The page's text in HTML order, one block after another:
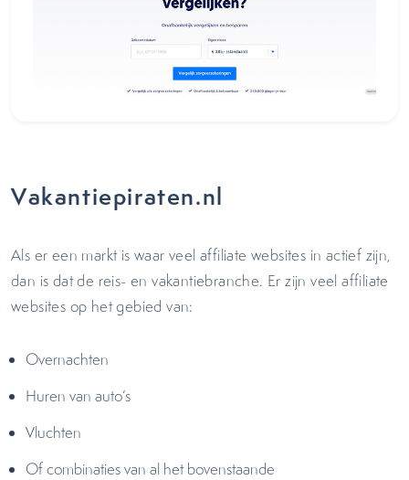
Vakantiepiraten.nl
Als er een markt is waar veel affiliate websites in actief zijn,
dan is dat de reis- en vakantiebranche. Er zijn veel affiliate
websites op het gebied van:
Overnachten
Huren van auto’s
Vluchten
Of combinaties van al het bovenstaande